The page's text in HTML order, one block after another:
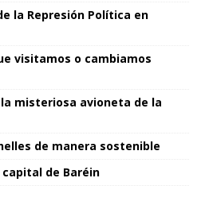
la Represión Política en
visitamos o cambiamos
la misteriosa avioneta de la
de manera sostenible
capital de Baréin